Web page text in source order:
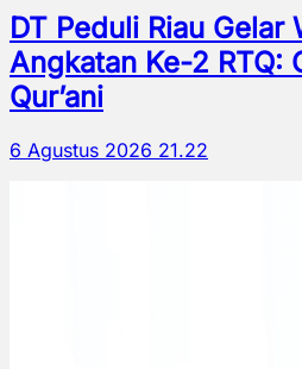
DT Peduli Riau Gelar
Angkatan Ke-2 RTQ:
Qur’ani
6 Agustus 2026 21.22